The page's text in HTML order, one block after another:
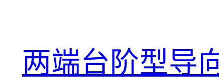
两端台阶型导